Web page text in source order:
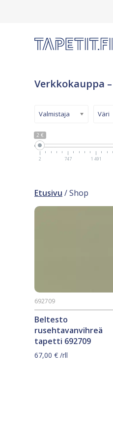
Verkkokauppa
2 €
2 747 1 491
Valmistaja Väri
Etusivu / Shop
Beltesto
rusehtavanvihreä
tapetti 692709
692709
67,00 € /rll